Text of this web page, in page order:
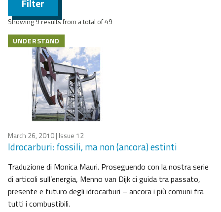
Filter
Showing 9 results from a total of 49
UNDERSTAND
March 26, 2010| Issue 12
Idrocarburi: fossili, ma non (ancora) estinti
Traduzione di Monica Mauri. Proseguendo con la nostra serie
di articoli sull’energia, Menno van Dijk ci guida tra passato,
presente e futuro degli idrocarburi – ancora i più comuni fra
tutti i combustibili.